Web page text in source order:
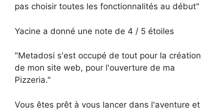
pas choisir toutes les fonctionnalités au début"
Yacine a donné une note de 4 / 5 étoiles
"Metadosi s'est occupé de tout pour la création
de mon site web, pour l'ouverture de ma
Pizzeria."
Vous êtes prêt à vous lancer dans l'aventure et